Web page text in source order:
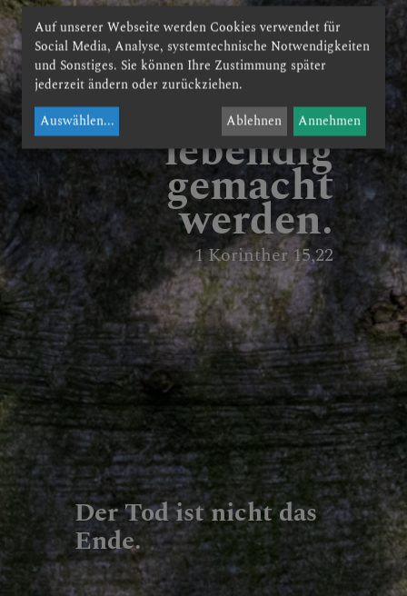
So werden in
Christus alle
lebendig
gemacht
werden.
1 Korinther 15,22
Der Tod ist nicht das
Ende.
Auf unserer Webseite werden Cookies verwendet für
Social Media, Analyse, systemtechnische Notwendigkeiten
und Sonstiges. Sie können Ihre Zustimmung später
jederzeit ändern oder zurückziehen.
Auswählen... Ablehnen Annehmen